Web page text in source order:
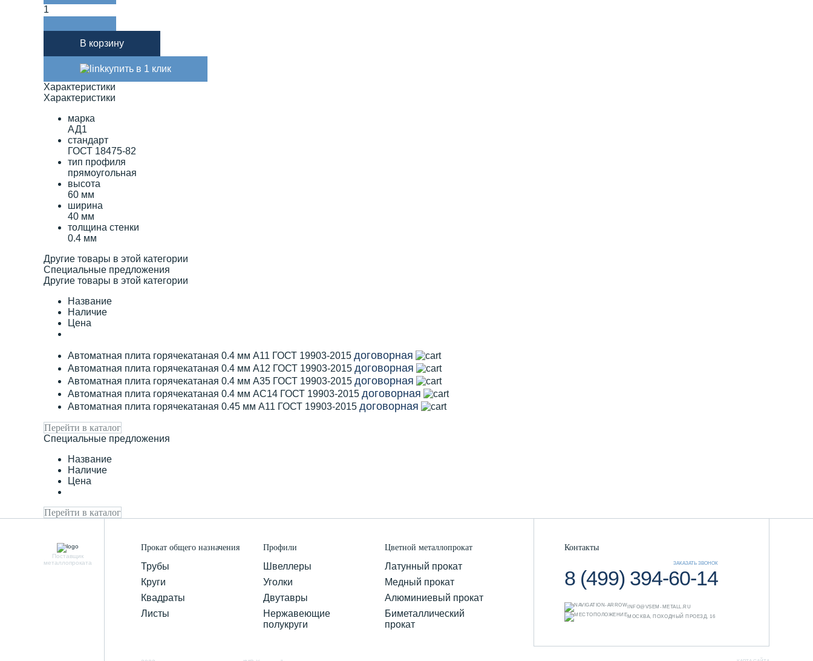
1
В корзину
купить в 1 клик
Характеристики
Характеристики
марка
АД1
стандарт
ГОСТ 18475-82
тип профиля
прямоугольная
высота
60 мм
ширина
40 мм
толщина стенки
0.4 мм
Другие товары в этой категории
Специальные предложения
Другие товары в этой категории
Название
Наличие
Цена
Автоматная плита горячекатаная 0.4 мм А11 ГОСТ 19903-2015 договорная
Автоматная плита горячекатаная 0.4 мм А12 ГОСТ 19903-2015 договорная
Автоматная плита горячекатаная 0.4 мм А35 ГОСТ 19903-2015 договорная
Автоматная плита горячекатаная 0.4 мм АС14 ГОСТ 19903-2015 договорная
Автоматная плита горячекатаная 0.45 мм А11 ГОСТ 19903-2015 договорная
Перейти в каталог
Специальные предложения
Название
Наличие
Цена
Перейти в каталог
Поставщик
металлопроката
Прокат общего назначения
Трубы
Круги
Квадраты
Листы
Профили
Швеллеры
Уголки
Двутавры
Нержавеющие
полукруги
Цветной металлопрокат
Латунный прокат
Медный прокат
Алюминиевый прокат
Биметаллический
прокат
Контакты
ЗАКАЗАТЬ ЗВОНОК
8 (499) 394-60-14
INFO@VSEM-METALL.RU
МОСКВА, ПОХОДНЫЙ ПРОЕЗД, 16